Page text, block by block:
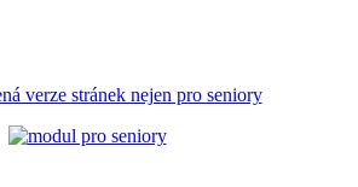
verze stránek nejen pro seniory